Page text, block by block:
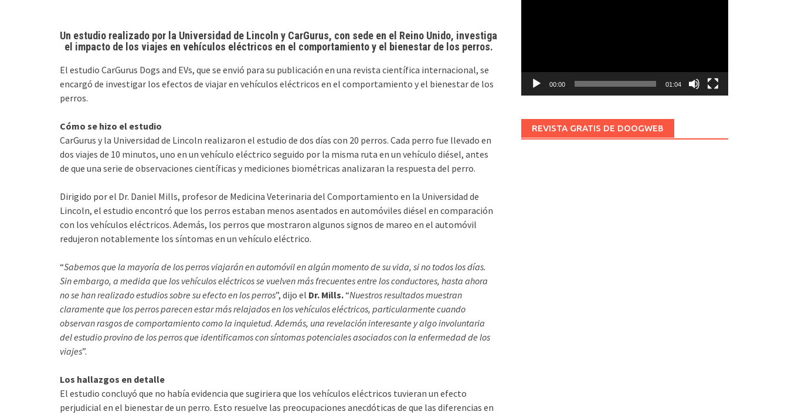
Un estudio realizado por la Universidad de Lincoln y CarGurus, con sede en el Reino Unido, investiga
el impacto de los viajes en vehículos eléctricos en el comportamiento y el bienestar de los perros.
El estudio CarGurus Dogs and EVs, que se envió para su publicación en una revista científica internacional, se
encargó de investigar los efectos de viajar en vehículos eléctricos en el comportamiento y el bienestar de los
perros.
Cómo se hizo el estudio
CarGurus y la Universidad de Lincoln realizaron el estudio de dos días con 20 perros. Cada perro fue llevado en
dos viajes de 10 minutos, uno en un vehículo eléctrico seguido por la misma ruta en un vehículo diésel, antes
de que una serie de observaciones científicas y mediciones biométricas analizaran la respuesta del perro.
Dirigido por el Dr. Daniel Mills, profesor de Medicina Veterinaria del Comportamiento en la Universidad de
Lincoln, el estudio encontró que los perros estaban menos asentados en automóviles diésel en comparación
con los vehículos eléctricos. Además, los perros que mostraron algunos signos de mareo en el automóvil
redujeron notablemente los síntomas en un vehículo eléctrico.
“Sabemos que la mayoría de los perros viajarán en automóvil en algún momento de su vida, si no todos los días.
Sin embargo, a medida que los vehículos eléctricos se vuelven más frecuentes entre los conductores, hasta ahora
no se han realizado estudios sobre su efecto en los perros”, dijo el Dr. Mills.“Nuestros resultados muestran
claramente que los perros parecen estar más relajados en los vehículos eléctricos, particularmente cuando
observan rasgos de comportamiento como la inquietud. Además, una revelación interesante y algo involuntaria
del estudio provino de los perros que identificamos con síntomas potenciales asociados con la enfermedad de los
viajes”.
Los hallazgos en detalle
El estudio concluyó que no había evidencia que sugiriera que los vehículos eléctricos tuvieran un efecto
perjudicial en el bienestar de un perro. Esto resuelve las preocupaciones anecdóticas de que las diferencias en
00:00 01:04
REVISTA GRATIS DE DOOGWEB